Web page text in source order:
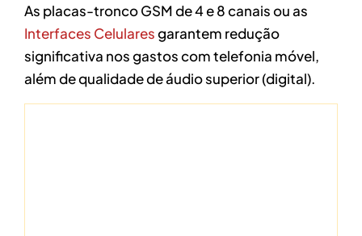
As placas-tronco GSM de 4 e 8 canais ou as
Interfaces Celularesgarantem redução
significativa nos gastos com telefonia móvel,
além de qualidade de áudio superior (digital).